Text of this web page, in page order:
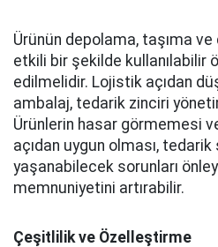
Ürünün depolama, taşıma ve
etkili bir şekilde kullanılabilir
edilmelidir. Lojistik açıdan
ambalaj, tedarik zinciri
Ürünlerin hasar görmemesi
açıdan uygun olması,
yaşanabilecek sorunları
memnuniyetini artırabilir.
Çeşitlilik ve Özelleştirme